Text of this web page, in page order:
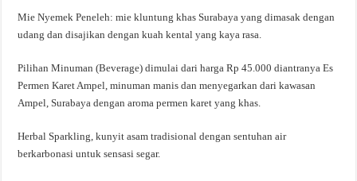
Mie Nyemek Peneleh: mie kluntung khas Surabaya yang dimasak dengan
udang dan disajikan dengan kuah kental yang kaya rasa.
Pilihan Minuman (Beverage) dimulai dari harga Rp 45.000 diantranya Es
Permen Karet Ampel, minuman manis dan menyegarkan dari kawasan
Ampel, Surabaya dengan aroma permen karet yang khas.
Herbal Sparkling, kunyit asam tradisional dengan sentuhan air
berkarbonasi untuk sensasi segar.